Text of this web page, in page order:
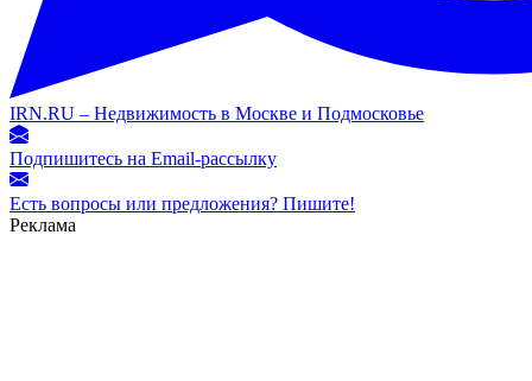
IRN.RU – Недвижимость в Москве и Подмосковье
Подпишитесь на Email-рассылку
Есть вопросы или предложения? Пишите!
Реклама